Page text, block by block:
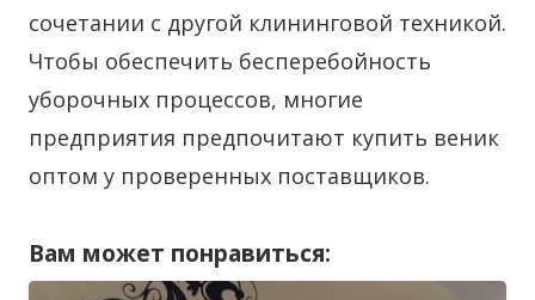
сочетании с другой клининговой техникой.
Чтобы обеспечить бесперебойность
уборочных процессов, многие
предприятия предпочитают купить веник
оптом у проверенных поставщиков.
Вам может понравиться: